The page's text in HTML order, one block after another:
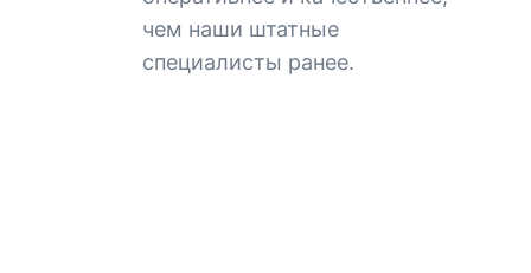
чем наши штатные
специалисты ранее.